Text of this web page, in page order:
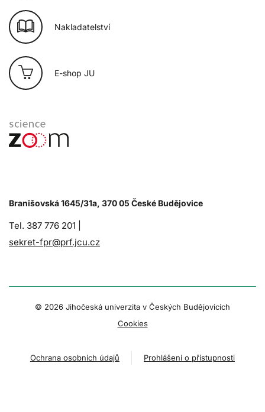
Nakladatelství
E-shop JU
Branišovská 1645/31a, 370 05 České Budějovice
Tel. 387 776 201 |
sekret-fpr@prf.jcu.cz
© 2026 Jihočeská univerzita v Českých Budějovicích
Cookies
Ochrana osobních údajů Prohlášení o přístupnosti